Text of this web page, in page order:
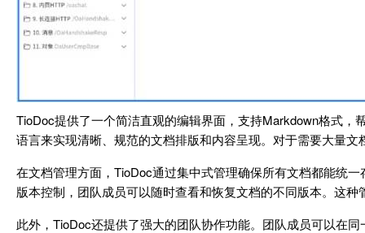
TioDoc提供了一个简洁直观的编辑界面，支持Markdown格式
语言来实现清晰、规范的文档排版和内容呈现。对于需要大量
在文档管理方面，TioDoc通过集中式管理确保所有文档都能统
版本控制，团队成员可以随时查看和恢复文档的不同版本。这
此外，TioDoc还提供了强大的团队协作功能。团队成员可以在